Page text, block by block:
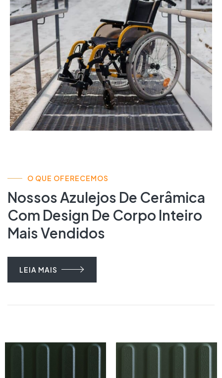
O QUE OFERECEMOS
Nossos Azulejos De Cerâmica
Com Design De Corpo Inteiro
Mais Vendidos
LEIA MAIS